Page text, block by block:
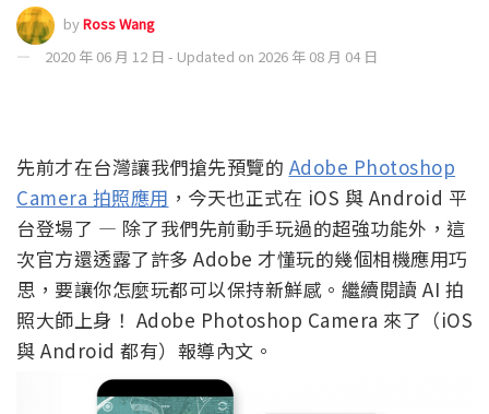
byRoss Wang
2020 年 06 月 12 日 - Updated on 2026 年 08 月 04 日
先前才在台灣讓我們搶先預覽的 Adobe Photoshop
Camera 拍照應用 ，今天也正式在 iOS 與 Android 平
台登場了 — 除了我們先前動手玩過的超強功能外，這
次官方還透露了許多 Adobe 才懂玩的幾個相機應用巧
思，要讓你怎麼玩都可以保持新鮮感。繼續閱讀 AI 拍
照大師上身！ Adobe Photoshop Camera 來了（iOS
與 Android 都有）報導內文。